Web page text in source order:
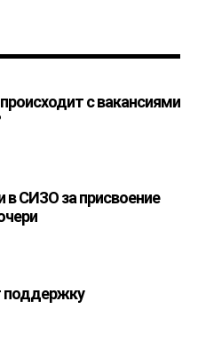
с вакансиями
в СИЗО за присвоение
поддержку